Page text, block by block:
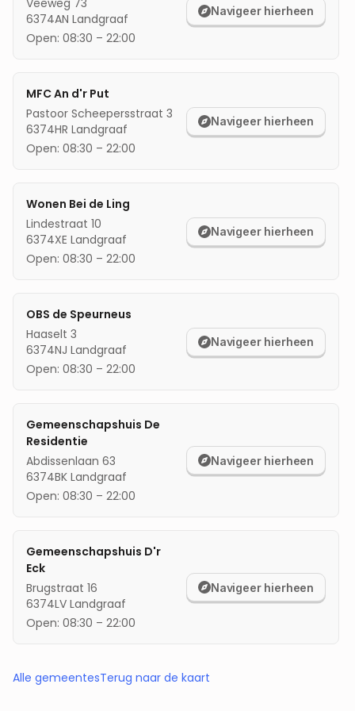
Veeweg 73
6374AN Landgraaf
Open: 08:30 – 22:00
Navigeer hierheen
MFC An d'r Put
Pastoor Scheepersstraat 3
6374HR Landgraaf
Open: 08:30 – 22:00
Navigeer hierheen
Wonen Bei de Ling
Lindestraat 10
6374XE Landgraaf
Open: 08:30 – 22:00
Navigeer hierheen
OBS de Speurneus
Haaselt 3
6374NJ Landgraaf
Open: 08:30 – 22:00
Navigeer hierheen
Gemeenschapshuis De
Residentie
Abdissenlaan 63
6374BK Landgraaf
Open: 08:30 – 22:00
Navigeer hierheen
Gemeenschapshuis D'r
Eck
Brugstraat 16
6374LV Landgraaf
Open: 08:30 – 22:00
Navigeer hierheen
Alle gemeentesTerug naar de kaart
locatie